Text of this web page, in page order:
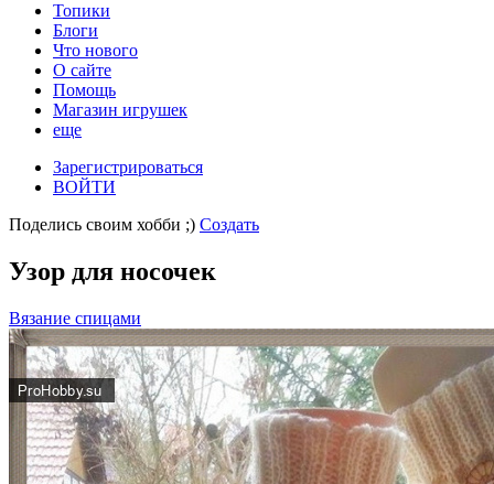
Топики
Блоги
Что нового
О сайте
Помощь
Магазин игрушек
еще
Зарегистрироваться
ВОЙТИ
Поделись своим хобби ;) Создать
Узор для носочек
Вязание спицами